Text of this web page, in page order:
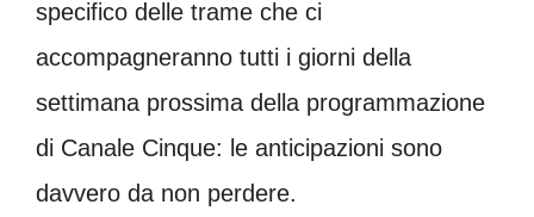
specifico delle trame che ci
accompagneranno tutti i giorni della
settimana prossima della programmazione
di Canale Cinque: le anticipazioni sono
davvero da non perdere.